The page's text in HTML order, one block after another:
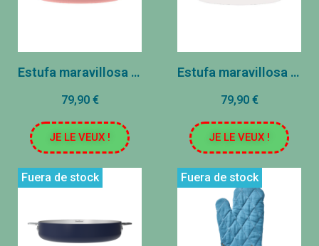
Estufa maravillosa - Acero inoxidable - Malshmallow (24 cm)
79,90 €
JE LE VEUX !
Estufa maravillosa - acero inoxidable - polar (24 cm)
79,90 €
JE LE VEUX !
Fuera de stock Fuera de stock